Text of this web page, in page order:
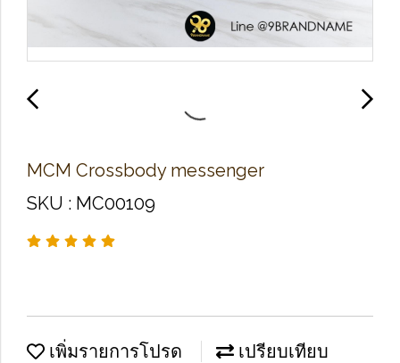
MCM Crossbody messenger
SKU : MC00109
เพิ่มรายการโปรด เปรียบเทียบ